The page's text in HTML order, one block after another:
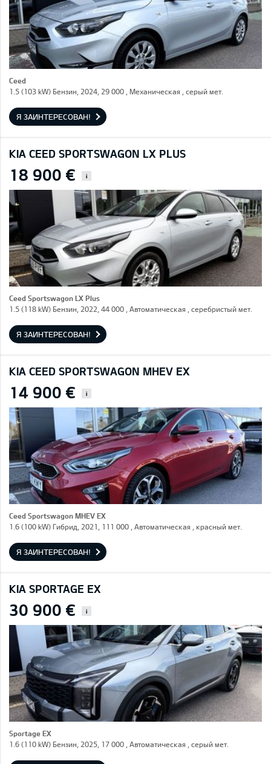
Ceed
1.5 (103 kW) Бензин, 2024, 29 000 , Механическая , серый мет.
Я ЗАИНТЕРЕСОВАН!
KIA CEED SPORTSWAGON LX PLUS
18 900 € i
Ceed Sportswagon LX Plus
1.5 (118 kW) Бензин, 2022, 44 000 , Автоматическая , серебристый мет.
Я ЗАИНТЕРЕСОВАН!
KIA CEED SPORTSWAGON MHEV EX
14 900 € i
Ceed Sportswagon MHEV EX
1.6 (100 kW) Гибрид, 2021, 111 000 , Автоматическая , красный мет.
Я ЗАИНТЕРЕСОВАН!
KIA SPORTAGE EX
30 900 € i
Sportage EX
1.6 (110 kW) Бензин, 2025, 17 000 , Автоматическая , серый мет.